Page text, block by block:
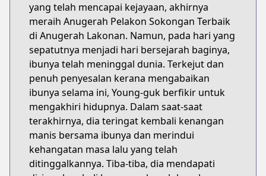
yang telah mencapai kejayaan, akhirnya
meraih Anugerah Pelakon Sokongan Terbaik
di Anugerah Lakonan. Namun, pada hari yang
sepatutnya menjadi hari bersejarah baginya,
ibunya telah meninggal dunia. Terkejut dan
penuh penyesalan kerana mengabaikan
ibunya selama ini, Young-guk berfikir untuk
mengakhiri hidupnya. Dalam saat-saat
terakhirnya, dia teringat kembali kenangan
manis bersama ibunya dan merindui
kehangatan masa lalu yang telah
ditinggalkannya. Tiba-tiba, dia mendapati